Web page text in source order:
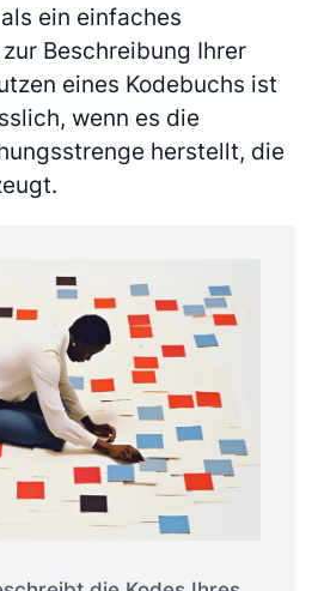
ein einfaches
Beschreibung Ihrer
eines Kodebuchs ist
wenn es die
herstellt, die